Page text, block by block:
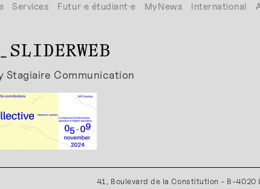
Services Futur·e étudiant·e MyNews International
Stagiaire Communication
41, Boulevard de la Constitution - B-4020